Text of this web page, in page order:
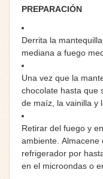
PREPARACIÓN
Derrita la
mediana a fuego
Una vez que la
chocolate hasta que
de maíz, la vainilla y
Retirar del fuego y
ambiente. Almacene
refrigerador por
en el microondas o